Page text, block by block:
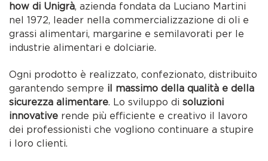
how di Unigrà, azienda fondata da Luciano Martini
nel 1972, leader nella commercializzazione di oli e
grassi alimentari, margarine e semilavorati per le
industrie alimentari e dolciarie.
Ogni prodotto è realizzato, confezionato, distribuito
garantendo sempre il massimo della qualità e della
sicurezza alimentare. Lo sviluppo disoluzioni
innovative rende più efficiente e creativo il lavoro
dei professionisti che vogliono continuare a stupire
i loro clienti.